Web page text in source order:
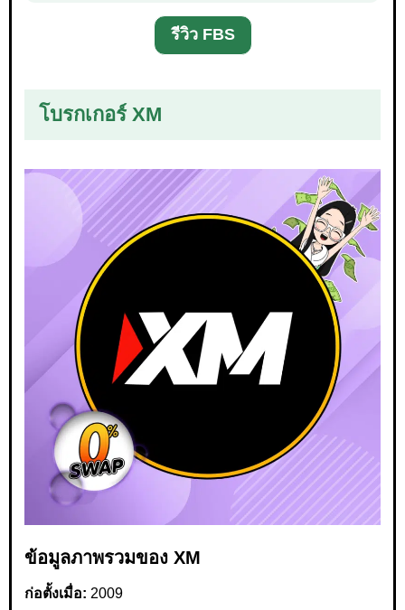
รีวิว FBS
โบรกเกอร์ XM
ข้อมูลภาพรวมของ XM
ก่อตั้งเมื่อ: 2009